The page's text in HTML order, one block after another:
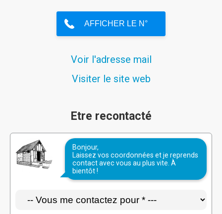
Voir l'adresse mail
Visiter le site web
Etre recontacté
Bonjour,
Laissez vos coordonnées et je reprends
contact avec vous au plus vite. À
bientôt !